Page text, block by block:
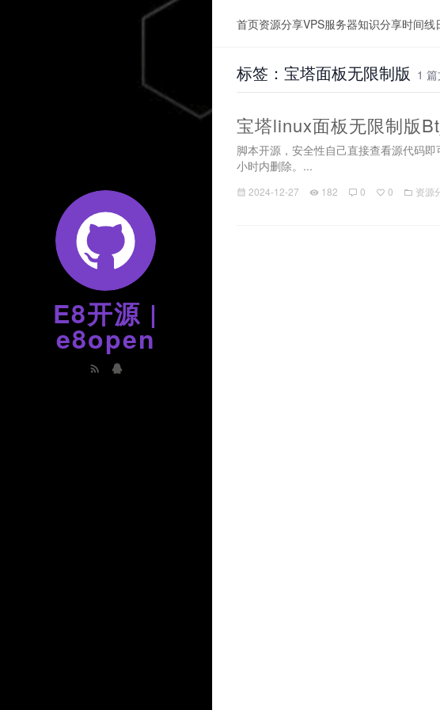
E8开源 |
e8open
首页资源分享VPS服务器知识分享时间线
标签：宝塔面板无限制版 1
宝塔linux面板无限制版
脚本开源，安全性自己直接查看源代码
小时内删除。...
2024-12-27 182 0 0 资源